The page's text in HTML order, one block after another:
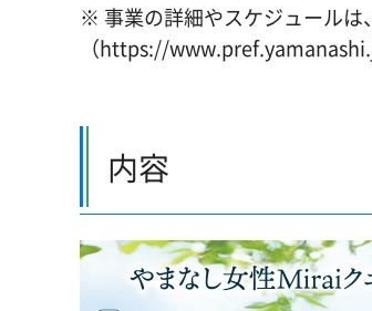
※ 事業の詳細やスケジュールは
（https://
内容